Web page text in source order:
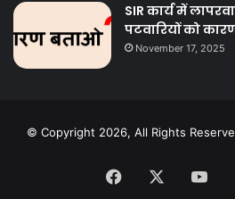
ayurvedic treatment
SIR कार्य में
पटवारियों को
November 17, 2025
© Copyright 2026, All Rights
Facebook